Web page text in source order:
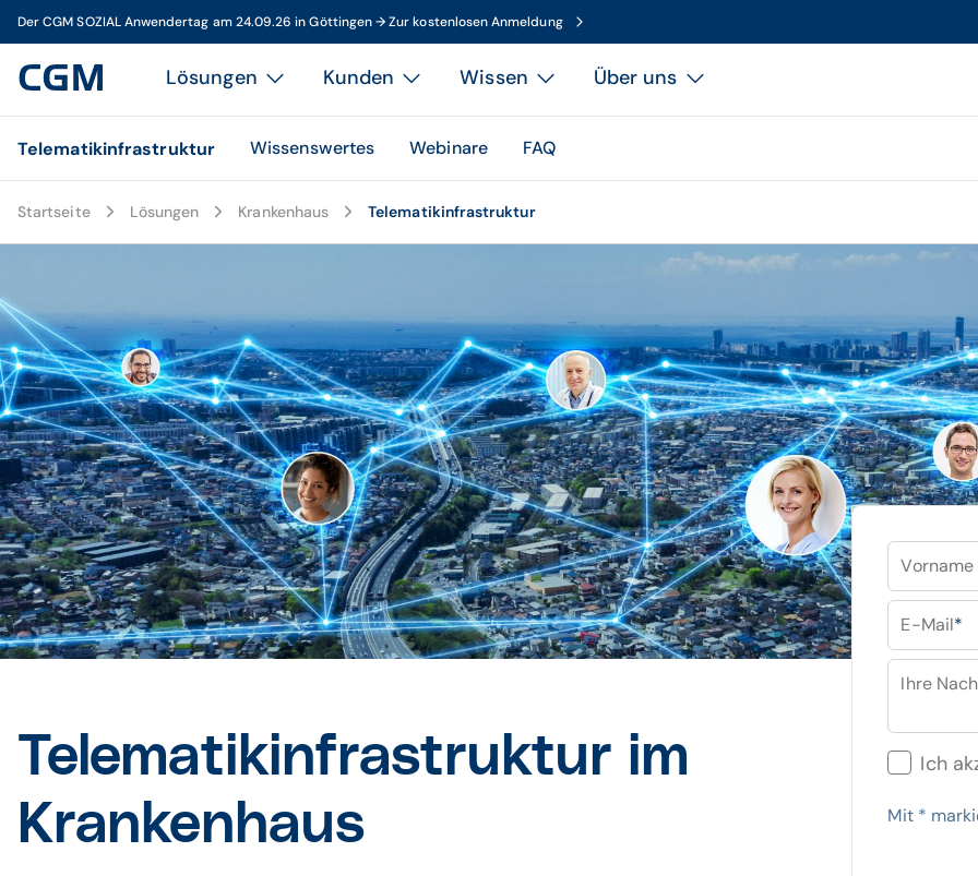
Der CGM SOZIAL Anwendertag am 24.09.26 in Göttingen → Zur kostenlosen Anmeldung
Lösungen Kunden Wissen Über uns
Telematikinfrastruktur Wissenswertes Webinare FAQ
Startseite Lösungen Krankenhaus Telematikinfrastruktur
Telematikinfrastruktur im
Krankenhaus
Vorname
E-Mail*
Ihre
Ich
Mit *